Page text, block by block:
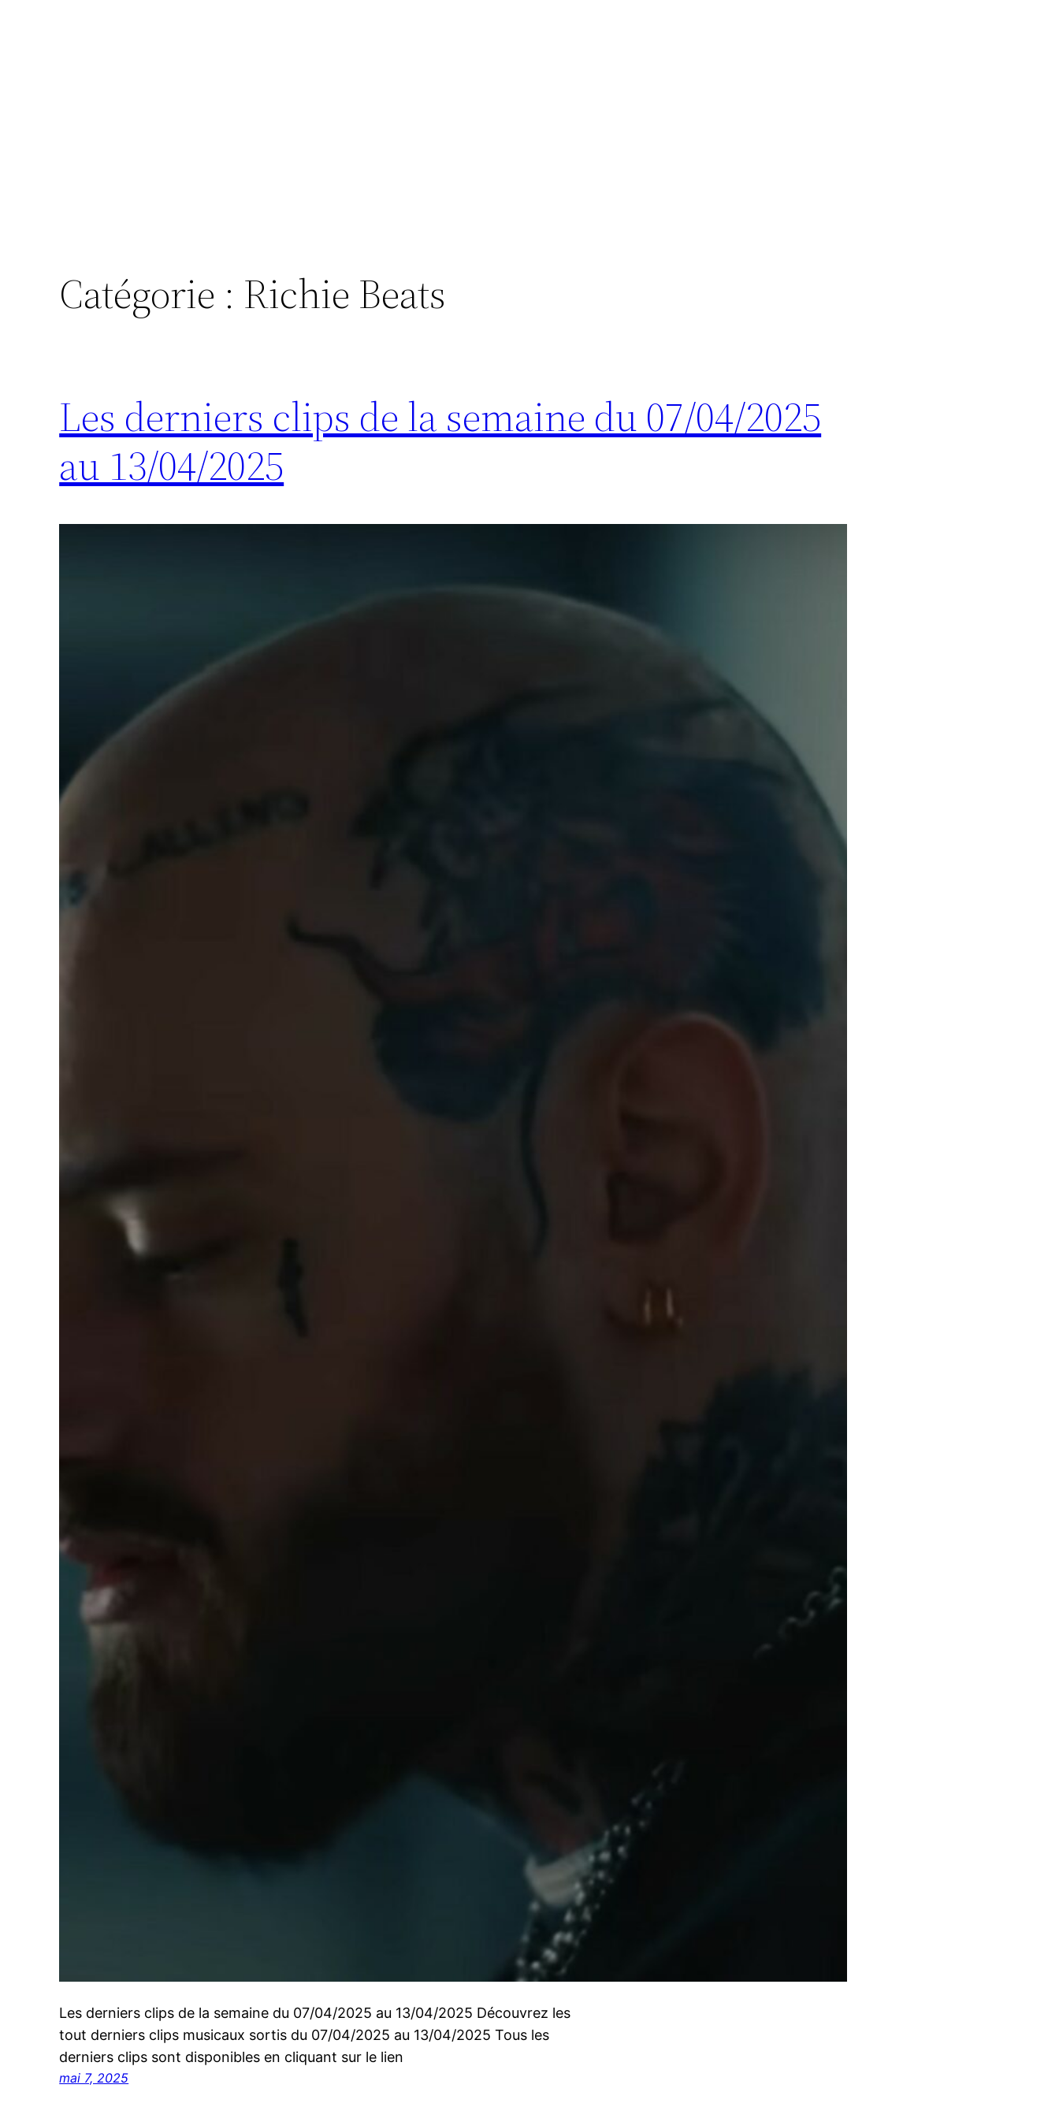
Catégorie : Richie Beats
Les derniers clips de la semaine du 07/04/2025
au 13/04/2025
Les derniers clips de la semaine du 07/04/2025 au 13/04/2025 Découvrez les
tout derniers clips musicaux sortis du 07/04/2025 au 13/04/2025 Tous les
derniers clips sont disponibles en cliquant sur le lien
mai 7, 2025